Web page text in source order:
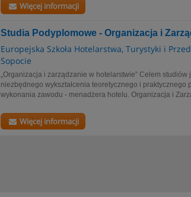
Więcej informacji
Studia Podyplomowe - Organizacja i
Europejska Szkoła Hotelarstwa, Turystyki i
Sopocie
„Organizacja i zarządzanie w hotelarstwie” Celem
niezbędnego wykształcenia teoretycznego i
wykonania zawodu - menadżera hotelu. Organizacja i
Więcej informacji